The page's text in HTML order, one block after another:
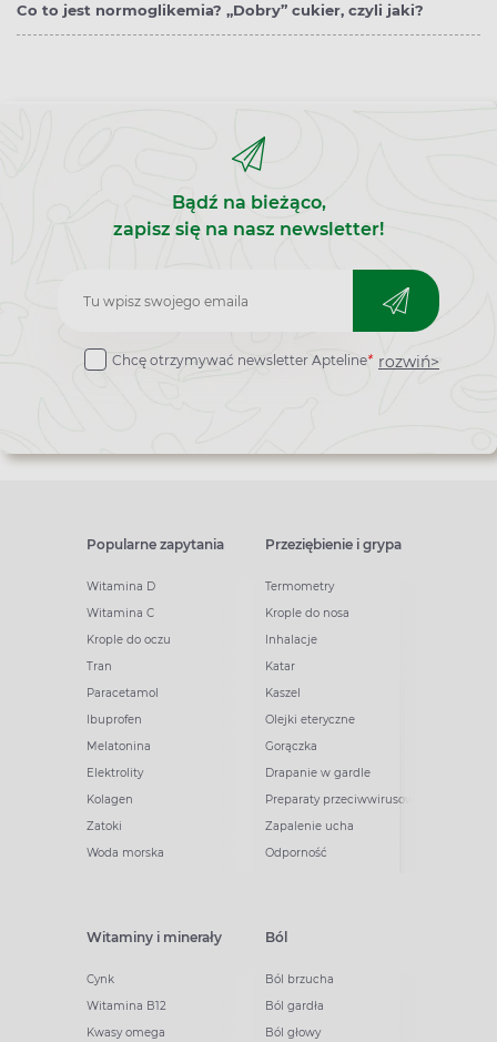
Co to jest normoglikemia? „Dobry” cukier, czyli jaki?
Bądź na bieżąco,
zapisz się na nasz newsletter!
Zapisz
do
Chcę otrzymywać newsletter Apteline* rozwiń>
Popularne zapytania
Witamina D
Witamina C
Krople do oczu
Tran
Paracetamol
Ibuprofen
Melatonina
Elektrolity
Kolagen
Zatoki
Woda morska
Przeziębienie i grypa
Termometry
Krople do nosa
Inhalacje
Katar
Kaszel
Olejki eteryczne
Gorączka
Drapanie w gardle
Preparaty przeciwwirusowe
Zapalenie ucha
Odporność
Witaminy i minerały
Cynk
Witamina B12
Kwasy omega
Ból
Ból brzucha
Ból gardła
Ból głowy